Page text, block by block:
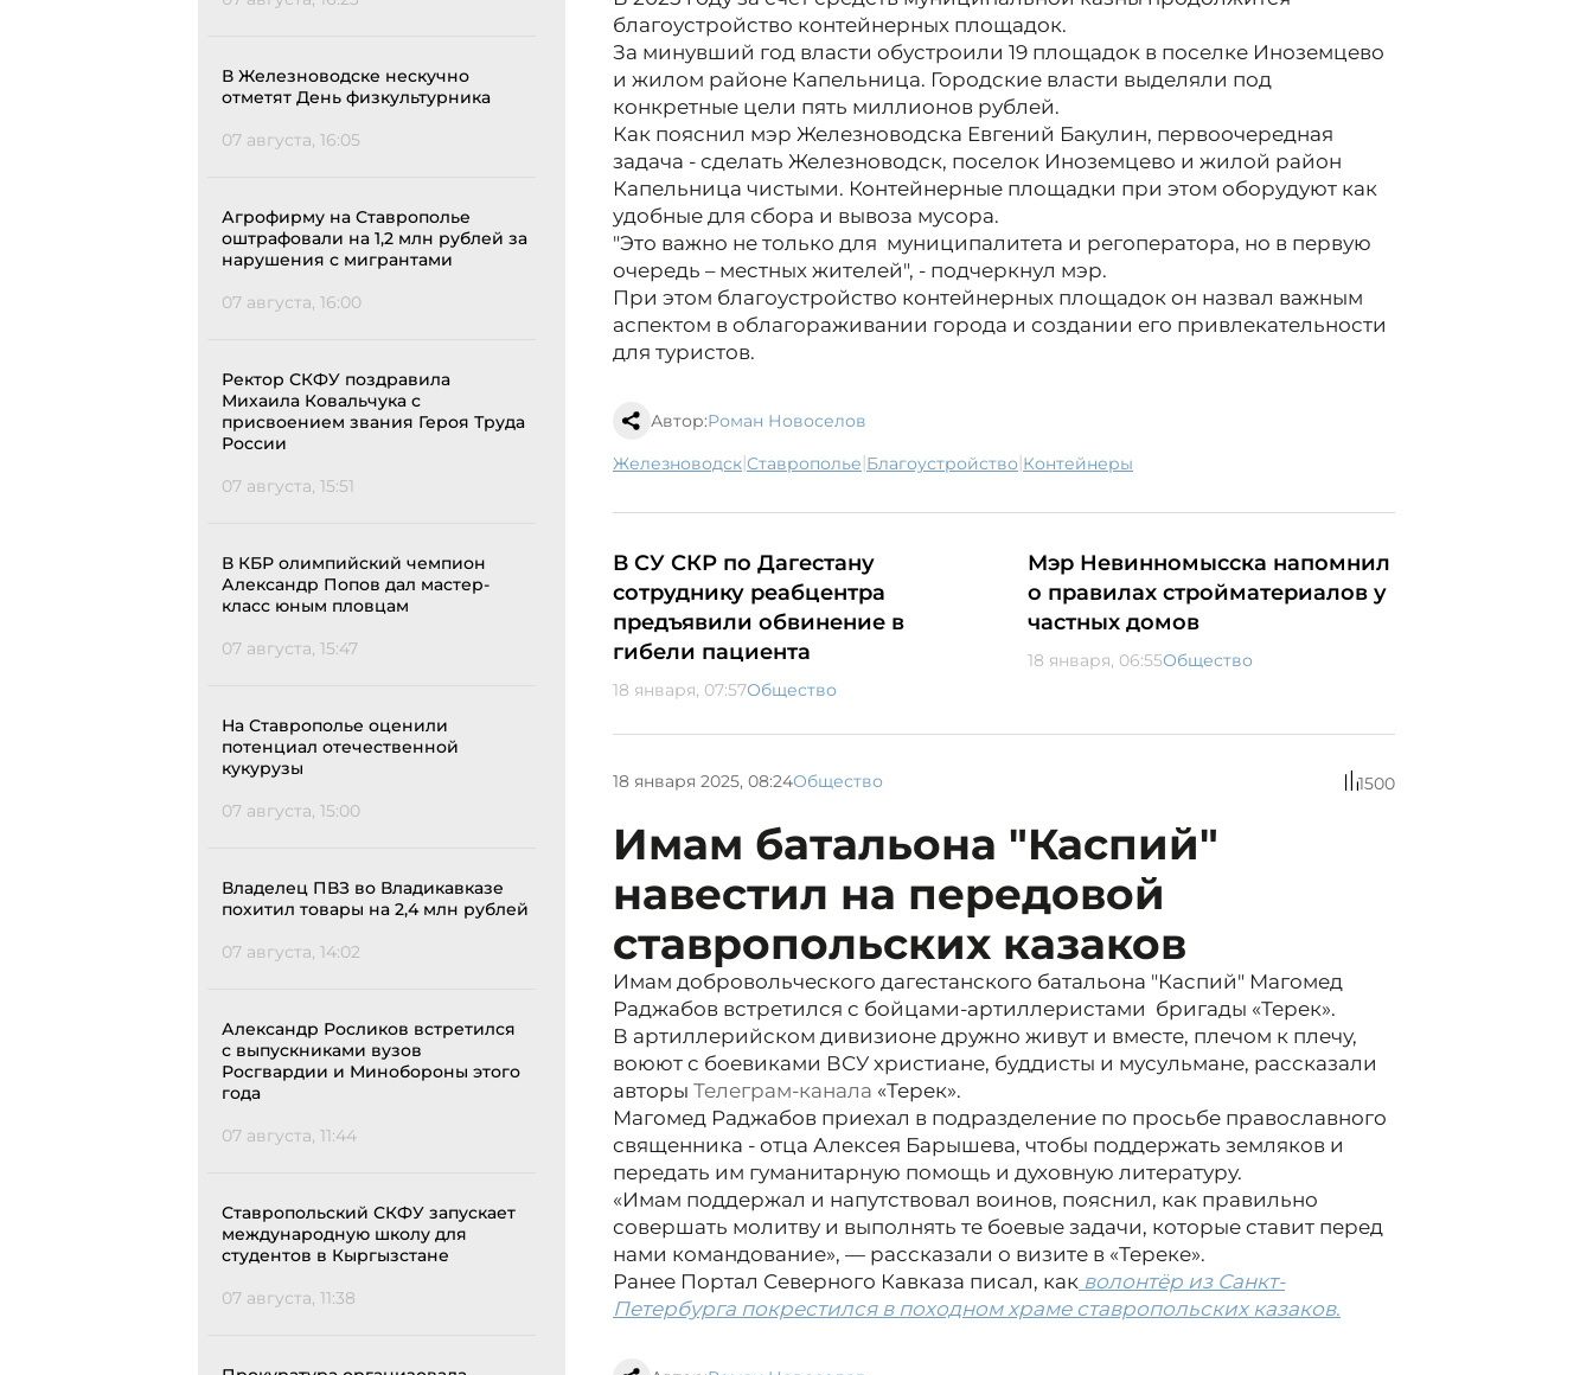
В Железноводске нескучно
отметят День физкультурника
07 августа, 16:05
Агрофирму на Ставрополье
оштрафовали на 1,2 млн рублей за
нарушения с мигрантами
07 августа, 16:00
Ректор СКФУ поздравила
Михаила Ковальчука с
присвоением звания Героя Труда
России
07 августа, 15:51
В КБР олимпийский чемпион
Александр Попов дал мастер-
класс юным пловцам
07 августа, 15:47
На Ставрополье оценили
потенциал отечественной
кукурузы
07 августа, 15:00
Владелец ПВЗ во Владикавказе
похитил товары на 2,4 млн рублей
07 августа, 14:02
Александр Росликов встретился
с выпускниками вузов
Росгвардии и Минобороны этого
года
07 августа, 11:44
Ставропольский СКФУ запускает
международную школу для
студентов в Кыргызстане
07 августа, 11:38
благоустройство контейнерных площадок.
За минувший год власти обустроили 19 площадок в поселке Иноземцево
и жилом районе Капельница. Городские власти выделяли под
конкретные цели пять миллионов рублей.
Как пояснил мэр Железноводска Евгений Бакулин, первоочередная
задача - сделать Железноводск, поселок Иноземцево и жилой район
Капельница чистыми. Контейнерные площадки при этом оборудуют как
удобные для сбора и вывоза мусора.
"Это важно не только для муниципалитета и регоператора, но в первую
очередь – местных жителей", - подчеркнул мэр.
При этом благоустройство контейнерных площадок он назвал важным
аспектом в облагораживании города и создании его привлекательности
для туристов.
Автор:Роман Новоселов
Железноводск| Ставрополье| благоустройство| контейнеры
В СУ СКР по Дагестану
сотруднику реабцентра
предъявили обвинение в
гибели пациента
18 января, 07:57Общество
Мэр Невинномысска напомнил
о правилах стройматериалов у
частных домов
18 января, 06:55Общество
18 января 2025, 08:24Общество 1500
Имам батальона "Каспий"
навестил на передовой
ставропольских казаков
Имам добровольческого дагестанского батальона "Каспий" Магомед
Раджабов встретился с бойцами-артиллеристами бригады «Терек».
В артиллерийском дивизионе дружно живут и вместе, плечом к плечу,
воюют с боевиками ВСУ христиане, буддисты и мусульмане, рассказали
авторы Телеграм-канала «Терек».
Магомед Раджабов приехал в подразделение по просьбе православного
священника - отца Алексея Барышева, чтобы поддержать земляков и
передать им гуманитарную помощь и духовную литературу.
«Имам поддержал и напутствовал воинов, пояснил, как правильно
совершать молитву и выполнять те боевые задачи, которые ставит перед
нами командование», — рассказали о визите в «Тереке».
Ранее Портал Северного Кавказа писал, как волонтёр из Санкт-
Петербурга покрестился в походном храме ставропольских казаков.